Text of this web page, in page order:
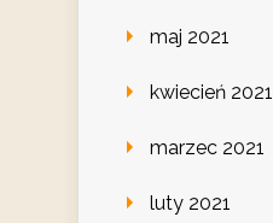
maj 2021
kwiecień 2021
marzec 2021
luty 2021